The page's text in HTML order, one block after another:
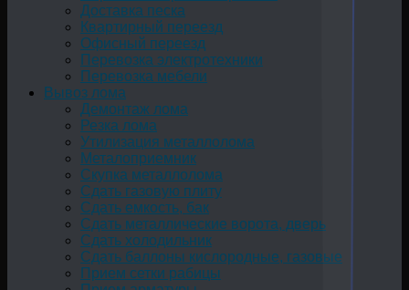
Доставка песка
Квартирный переезд
Офисный переезд
Перевозка электротехники
Перевозка мебели
Вывоз лома
Демонтаж лома
Резка лома
Утилизация металлолома
Металоприемник
Скупка металлолома
Сдать газовую плиту
Сдать емкость, бак
Cдать металлические ворота, дверь
Сдать холодильник
Сдать баллоны кислородные, газовые
Прием сетки рабицы